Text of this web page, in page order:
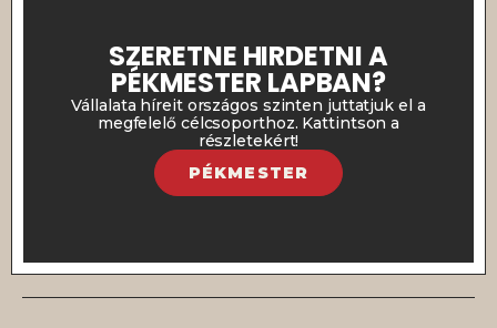
SZERETNE HIRDETNI A
PÉKMESTER LAPBAN?
Vállalata híreit országos szinten juttatjuk el a
megfelelő célcsoporthoz. Kattintson a
részletekért!
PÉKMESTER